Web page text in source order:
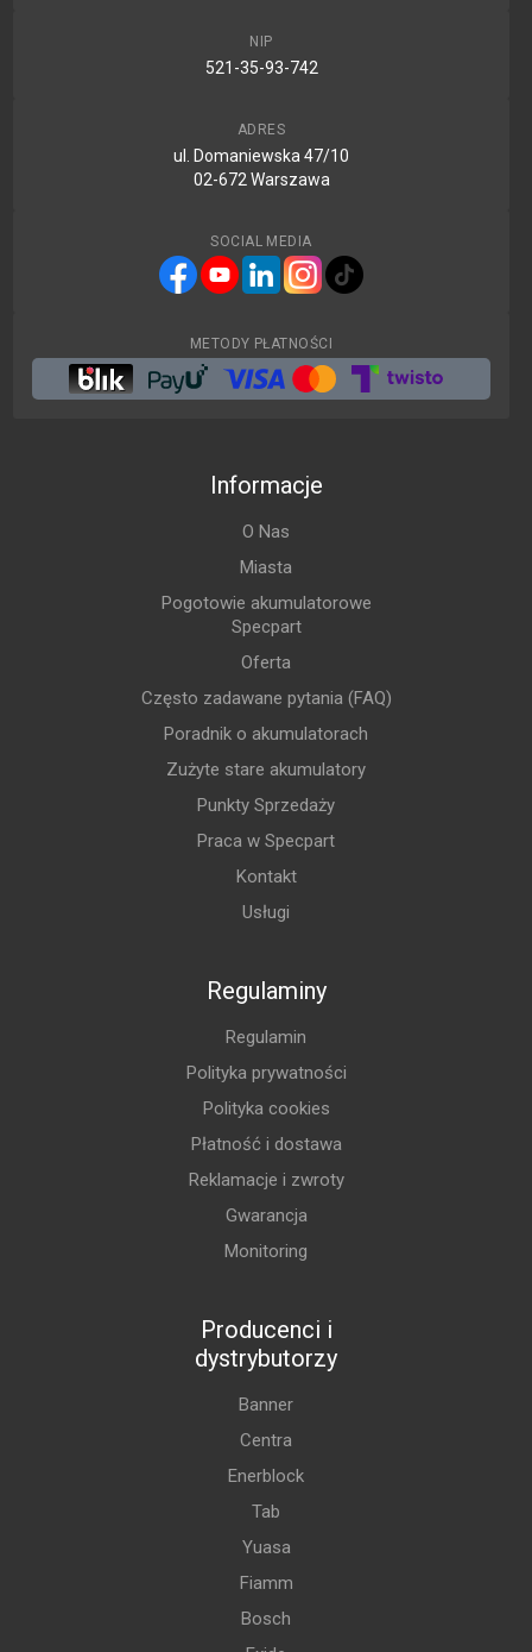
NIP
521-35-93-742
ADRES
ul. Domaniewska 47/10
02-672 Warszawa
SOCIAL MEDIA
METODY PŁATNOŚCI
Informacje
O Nas
Miasta
Pogotowie akumulatorowe
Specpart
Oferta
Często zadawane pytania (FAQ)
Poradnik o akumulatorach
Zużyte stare akumulatory
Punkty Sprzedaży
Praca w Specpart
Kontakt
Usługi
Regulaminy
Regulamin
Polityka prywatności
Polityka cookies
Płatność i dostawa
Reklamacje i zwroty
Gwarancja
Monitoring
Producenci i
dystrybutorzy
Banner
Centra
Enerblock
Tab
Yuasa
Fiamm
Bosch